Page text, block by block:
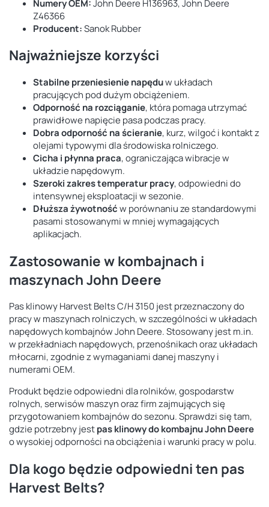
Numery OEM:John Deere H136963, John Deere
Z46366
Producent:Sanok Rubber
Najważniejsze korzyści
Stabilne przeniesienie napęduw układach
pracujących pod dużym obciążeniem.
Odporność na rozciąganie, która pomaga utrzymać
prawidłowe napięcie pasa podczas pracy.
Dobra odporność na ścieranie, kurz, wilgoć i kontakt z
olejami typowymi dla środowiska rolniczego.
Cicha i płynna praca, ograniczająca wibracje w
układzie napędowym.
Szeroki zakres temperatur pracy, odpowiedni do
intensywnej eksploatacji w sezonie.
Dłuższa żywotnośćw porównaniu ze standardowymi
pasami stosowanymi w mniej wymagających
aplikacjach.
Zastosowanie w kombajnach i
maszynach John Deere
Pas klinowy Harvest Belts C/H 3150 jest przeznaczony do
pracy w maszynach rolniczych, w szczególności w układach
napędowych kombajnów John Deere. Stosowany jest m.in.
w przekładniach napędowych, przenośnikach oraz układach
młocarni, zgodnie z wymaganiami danej maszyny i
numerami OEM.
Produkt będzie odpowiedni dla rolników, gospodarstw
rolnych, serwisów maszyn oraz firm zajmujących się
przygotowaniem kombajnów do sezonu. Sprawdzi się tam,
gdzie potrzebny jestpas klinowy do kombajnu John Deere
o wysokiej odporności na obciążenia i warunki pracy w polu.
Dla kogo będzie odpowiedni ten pas
Harvest Belts?